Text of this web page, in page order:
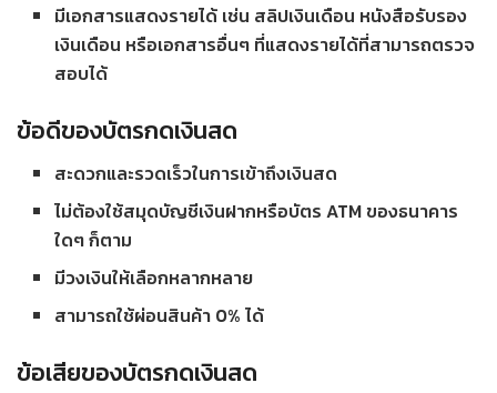
มีเอกสารแสดงรายได้ เช่น สลิปเงินเดือน หนังสือรับรอง
เงินเดือน หรือเอกสารอื่นๆ ที่แสดงรายได้ที่สามารถตรวจ
สอบได้
ข้อดีของบัตรกดเงินสด
สะดวกและรวดเร็วในการเข้าถึงเงินสด
ไม่ต้องใช้สมุดบัญชีเงินฝากหรือบัตร ATM ของธนาคาร
ใดๆ ก็ตาม
มีวงเงินให้เลือกหลากหลาย
สามารถใช้ผ่อนสินค้า 0% ได้
ข้อเสียของบัตรกดเงินสด